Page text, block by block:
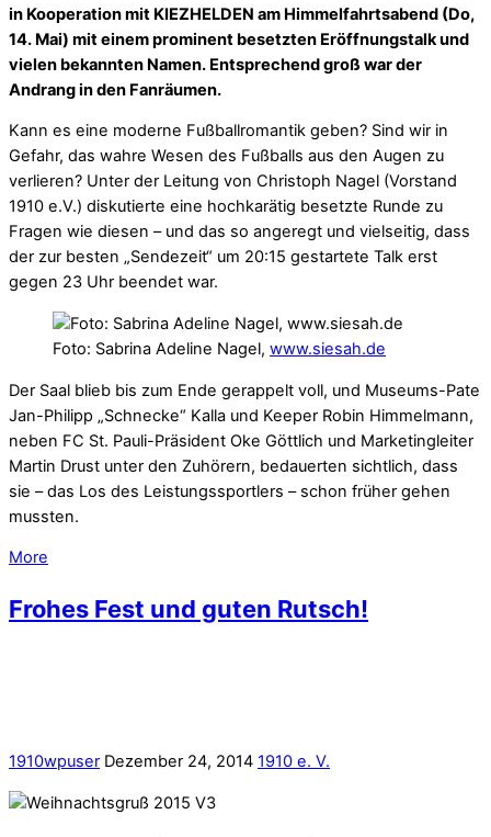
in Kooperation mit KIEZHELDEN am Himmelfahrtsabend (Do,
14. Mai) mit einem prominent besetzten Eröffnungstalk und
vielen bekannten Namen. Entsprechend groß war der
Andrang in den Fanräumen.
Kann es eine moderne Fußballromantik geben? Sind wir in
Gefahr, das wahre Wesen des Fußballs aus den Augen zu
verlieren? Unter der Leitung von Christoph Nagel (Vorstand
1910 e.V.) diskutierte eine hochkarätig besetzte Runde zu
Fragen wie diesen – und das so angeregt und vielseitig, dass
der zur besten „Sendezeit“ um 20:15 gestartete Talk erst
gegen 23 Uhr beendet war.
Foto: Sabrina Adeline Nagel, www.siesah.de
Der Saal blieb bis zum Ende gerappelt voll, und Museums-Pate
Jan-Philipp „Schnecke“ Kalla und Keeper Robin Himmelmann,
neben FC St. Pauli-Präsident Oke Göttlich und Marketingleiter
Martin Drust unter den Zuhörern, bedauerten sichtlich, dass
sie – das Los des Leistungssportlers – schon früher gehen
mussten.
More
Frohes Fest und guten Rutsch!
1910wpuser Dezember 24, 2014 1910 e. V.